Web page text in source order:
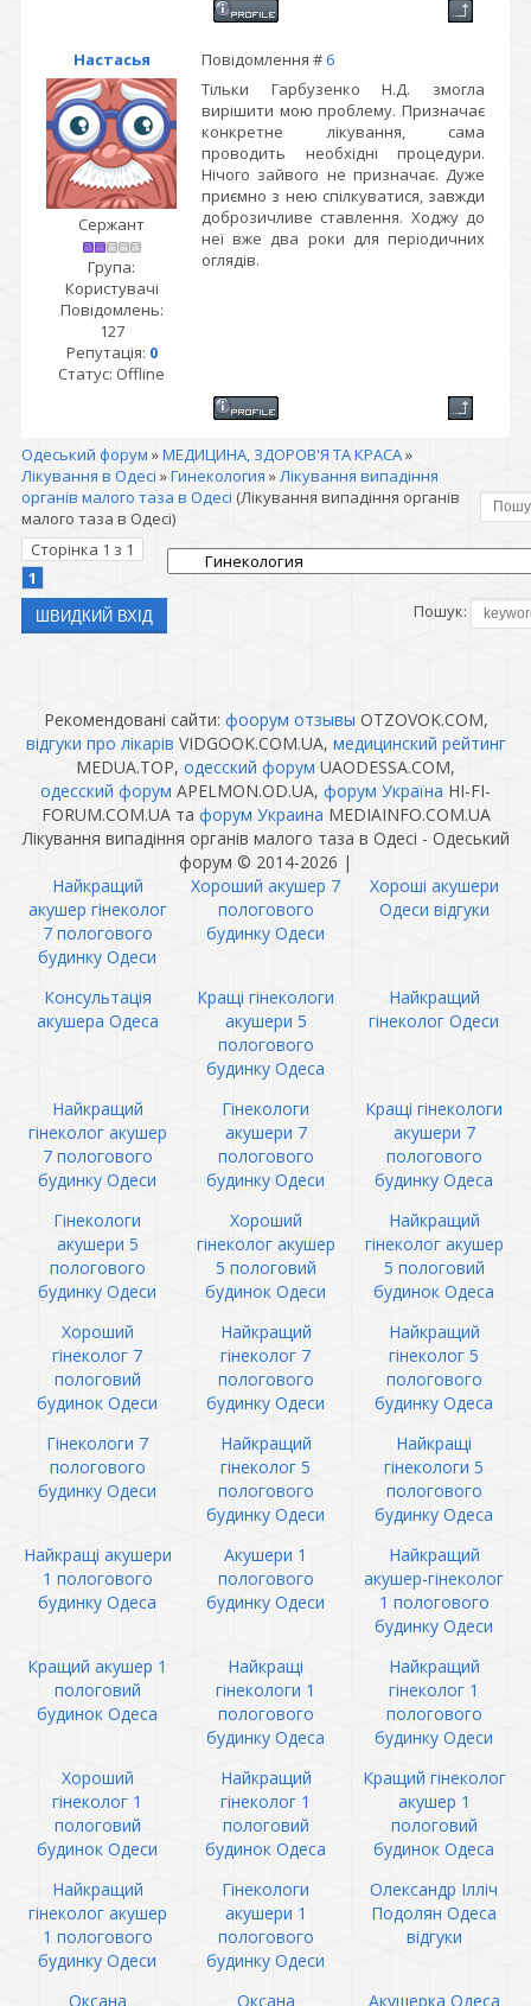
Настасья Повідомлення # 6
Сержант
Група:
Користувачі
Повідомлень:
127
Репутація: 0
Статус: Offline
Тільки Гарбузенко Н.Д. змогла
вирішити мою проблему. Призначає
конкретне лікування, сама
проводить необхідні процедури.
Нічого зайвого не призначає. Дуже
приємно з нею спілкуватися, завжди
доброзичливе ставлення. Ходжу до
неї вже два роки для періодичних
оглядів.
Одеський форум »МЕДИЦИНА, ЗДОРОВ'Я ТА КРАСА»
Лікування в Одесі »Гинекология »Лікування випадіння
органів малого таза в Одесі (Лікування випадіння органів
малого таза в Одесі)
Сторінка 1 з 1
1
Пошук:
Рекомендовані сайти: фоорум отзывы OTZOVOK.COM,
відгуки про лікарів VIDGOOK.COM.UA, медицинский рейтинг
MEDUA.TOP, одесский форум UAODESSA.COM,
одесский форум APELMON.OD.UA, форум Україна HI-FI-
FORUM.COM.UA та форум Украина MEDIAINFO.COM.UA
Лікування випадіння органів малого таза в Одесі - Одеський
форум © 2014-2026 |
Найкращий
акушер гінеколог
7 пологового
будинку Одеси
Хороший акушер 7
пологового
будинку Одеси
Хороші акушери
Одеси відгуки
Консультація
акушера Одеса
Кращі гінекологи
акушери 5
пологового
будинку Одеса
Найкращий
гінеколог Одеси
Найкращий
гінеколог акушер
7 пологового
будинку Одеси
Гінекологи
акушери 7
пологового
будинку Одеси
Кращі гінекологи
акушери 7
пологового
будинку Одеса
Гінекологи
акушери 5
пологового
будинку Одеси
Хороший
гінеколог акушер
5 пологовий
будинок Одеси
Найкращий
гінеколог акушер
5 пологовий
будинок Одеса
Хороший
гінеколог 7
пологовий
будинок Одеси
Найкращий
гінеколог 7
пологового
будинку Одеси
Найкращий
гінеколог 5
пологового
будинку Одеса
Гінекологи 7
пологового
будинку Одеси
Найкращий
гінеколог 5
пологового
будинку Одеси
Найкращі
гінекологи 5
пологового
будинку Одеса
Найкращі акушери
1 пологового
будинку Одеса
Акушери 1
пологового
будинку Одеси
Найкращий
акушер-гінеколог
1 пологового
будинку Одеси
Кращий акушер 1
пологовий
будинок Одеса
Найкращі
гінекологи 1
пологового
будинку Одеса
Найкращий
гінеколог 1
пологового
будинку Одеси
Хороший
гінеколог 1
пологовий
будинок Одеси
Найкращий
гінеколог 1
пологовий
будинок Одеса
Кращий гінеколог
акушер 1
пологовий
будинок Одеса
Найкращий
гінеколог акушер
1 пологового
будинку Одеси
Гінекологи
акушери 1
пологового
будинку Одеси
Олександр Ілліч
Подолян Одеса
відгуки
Оксана Оксана Акушерка Одеса